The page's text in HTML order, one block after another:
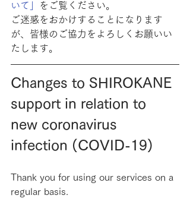
いて」
をご覧ください。
ご迷惑をおかけすることになります
が、皆様のご協力をよろしくお願いい
たします。
Changes to SHIROKANE
support in relation to
new coronavirus
infection (COVID-19)
Thank you for using our services on a
regular basis.